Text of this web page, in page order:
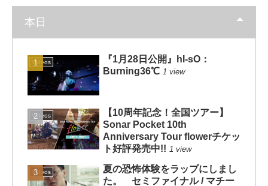
本日
Videos
『1月28日公開』hI-sO：
Burning36℃ 1 view
Videos
【10周年記念！全国ツアー】
Sonar Pocket 10th
Anniversary Tour flowerチケッ
ト好評発売中!! 1 view
Videos
夏の恐怖体験をラップにしまし
た。 セミファイナル / マチー